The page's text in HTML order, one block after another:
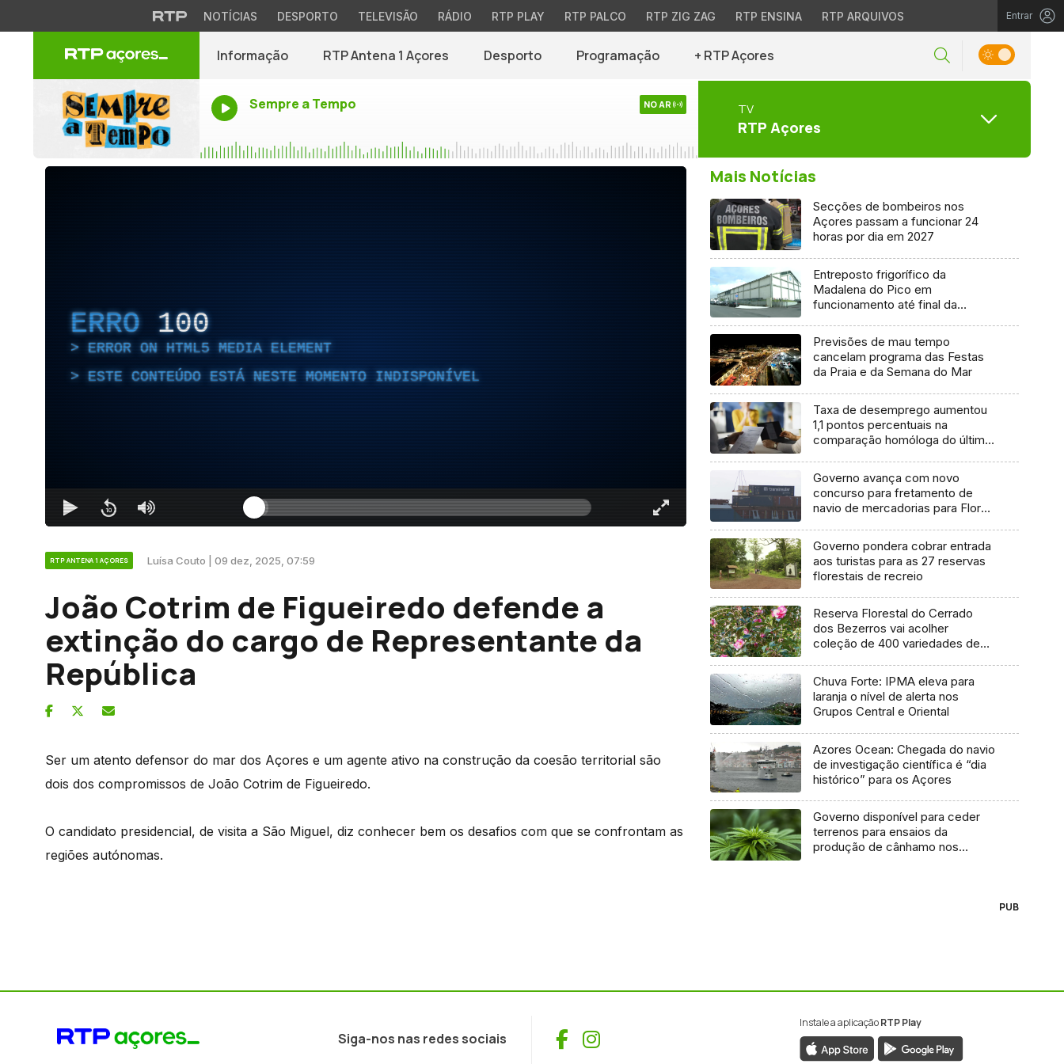
NOTÍCIAS DESPORTO TELEVISÃO RÁDIO RTP PLAY RTP PALCO RTP ZIG ZAG RTP ENSINA RTP ARQUIVOS Entrar
Informação RTP Antena 1 Açores Desporto Programação + RTP Açores
Sempre a Tempo NO AR TV
RTP Açores
ERRO 100
ERROR ON HTML5 MEDIA ELEMENT
ESTE CONTEÚDO ESTÁ NESTE MOMENTO INDISPONÍVEL
RTP ANTENA 1 AÇORES Luísa Couto | 09 dez, 2025, 07:59
João Cotrim de Figueiredo defende a
extinção do cargo de Representante da
República
Ser um atento defensor do mar dos Açores e um agente ativo na construção da coesão territorial são
dois dos compromissos de João Cotrim de Figueiredo.
O candidato presidencial, de visita a São Miguel, diz conhecer bem os desafios com que se confrontam as
regiões autónomas.
Mais Notícias
Secções de bombeiros nos
Açores passam a funcionar 24
horas por dia em 2027
Entreposto frigorífico da
Madalena do Pico em
funcionamento até final da
Previsões de mau tempo
cancelam programa das Festas
da Praia e da Semana do Mar
Taxa de desemprego aumentou
1,1 pontos percentuais na
comparação homóloga do último
Governo avança com novo
concurso para fretamento de
navio de mercadorias para Flores
Governo pondera cobrar entrada
aos turistas para as 27 reservas
florestais de recreio
Reserva Florestal do Cerrado
dos Bezerros vai acolher
coleção de 400 variedades de
Chuva Forte: IPMA eleva para
laranja o nível de alerta nos
Grupos Central e Oriental
Azores Ocean: Chegada do navio
de investigação científica é “dia
histórico” para os Açores
Governo disponível para ceder
terrenos para ensaios da
produção de cânhamo nos
PUB
Siga-nos nas redes sociais Facebook
Instagram
Instale a aplicaçãoRTP Play